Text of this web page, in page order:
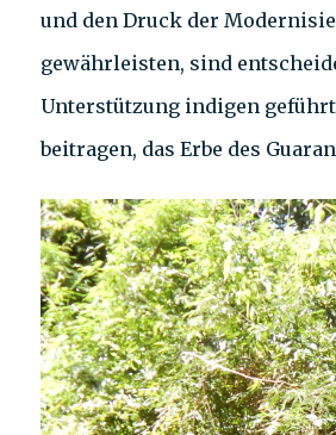
und den Druck der
gewährleisten, sind
Unterstützung indigen
beitragen, das Erbe des